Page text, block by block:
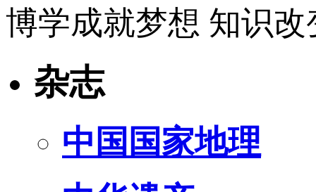
博学成就梦想 知识改
杂志
中国国家地理